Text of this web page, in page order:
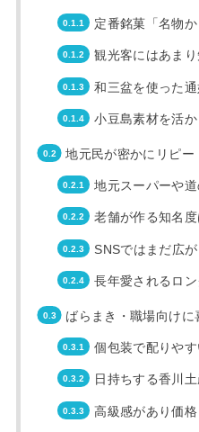
定番銘菓「名物
観光客にはあま
和三盆を使った
小豆島素材を活
地元民が密かにリピ
地元スーパーや
老舗が作る知名
SNSではまだ広
長年愛されるロ
ばらまき・職場向け
個包装で配りや
日持ちする香川
高級感があり価